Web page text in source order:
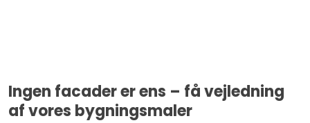
Ingen facader er ens – få vejledning
af vores bygningsmaler